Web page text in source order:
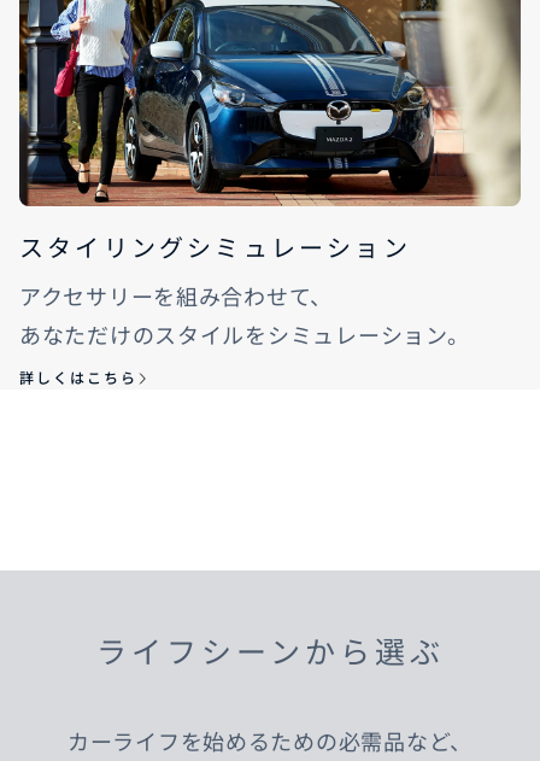
スタイリングシミュレーション
アクセサリーを組み合わせて、
あなただけのスタイルをシミュレーション。
詳しくはこちら
ライフシーンから選ぶ
カーライフを始めるための必需品など、